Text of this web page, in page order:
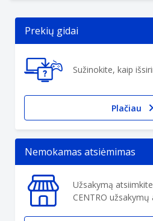
Prekių gidai
Sužinokite, kaip
Plačiau
Nemokamas atsiėmimas
Užsakymą
CENTRO